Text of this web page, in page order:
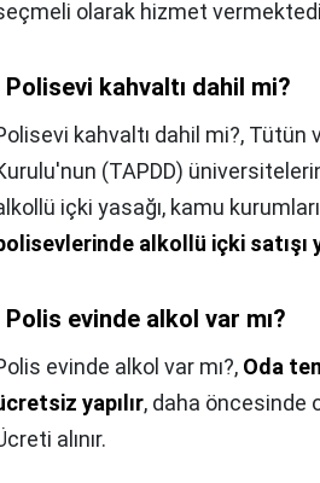
olarak hizmet
Polisevi kahvaltı dahil mi?
kahvaltı dahil mi?, Tütün
(TAPDD)
içki yasağı, kamu
alkollü içki satışı
Polis evinde alkol var mı?
evinde alkol var mı?, Oda
yapılır, daha öncesinde
alınır.